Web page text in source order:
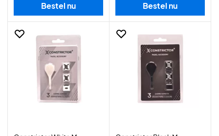
Bestel nu Bestel nu